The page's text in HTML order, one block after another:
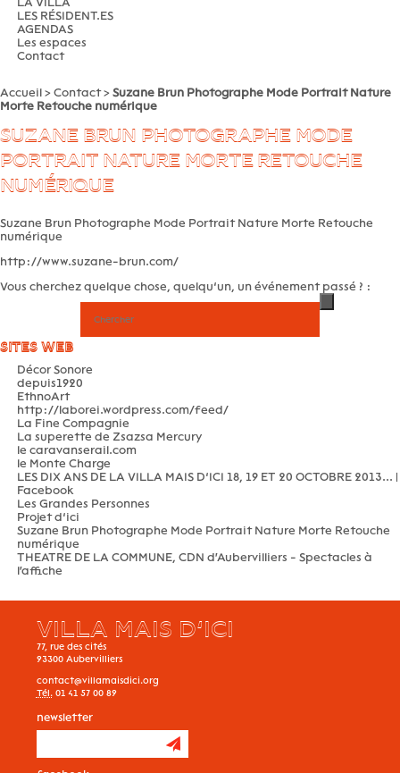
LES RÉSIDENT.ES
AGENDAS
Les espaces
Contact
Accueil > Contact> Suzane Brun Photographe Mode Portrait Nature
Morte Retouche numérique
SUZANE BRUN PHOTOGRAPHE MODE
PORTRAIT NATURE MORTE RETOUCHE
NUMÉRIQUE
Suzane Brun Photographe Mode Portrait Nature Morte Retouche
numérique
http://www.suzane-brun.com/
Vous cherchez quelque chose, quelqu’un, un événement passé ? :
SITES WEB
Décor Sonore
depuis1920
EthnoArt
http://laborei.wordpress.com/feed/
La Fine Compagnie
La superette de Zsazsa Mercury
le caravanserail.com
le Monte Charge
LES DIX ANS DE LA VILLA MAIS D’ICI 18, 19 ET 20 OCTOBRE 2013... |
Facebook
Les Grandes Personnes
Projet d’ici
Suzane Brun Photographe Mode Portrait Nature Morte Retouche
numérique
THEATRE DE LA COMMUNE, CDN d'Aubervilliers - Spectacles à
l'affiche
newsletter
VILLA MAIS D’ICI
77, rue des cités
93300 Aubervilliers
contact@villamaisdici.org
Tél. 01 41 57 00 89